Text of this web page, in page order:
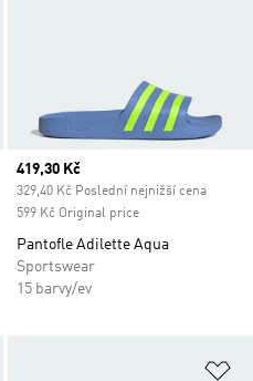
Current price
419,30 Kč
329,40 Kč Poslední nejnižší cena
599 Kč Original price
Pantofle Adilette Aqua
Sportswear
15 barvy/ev